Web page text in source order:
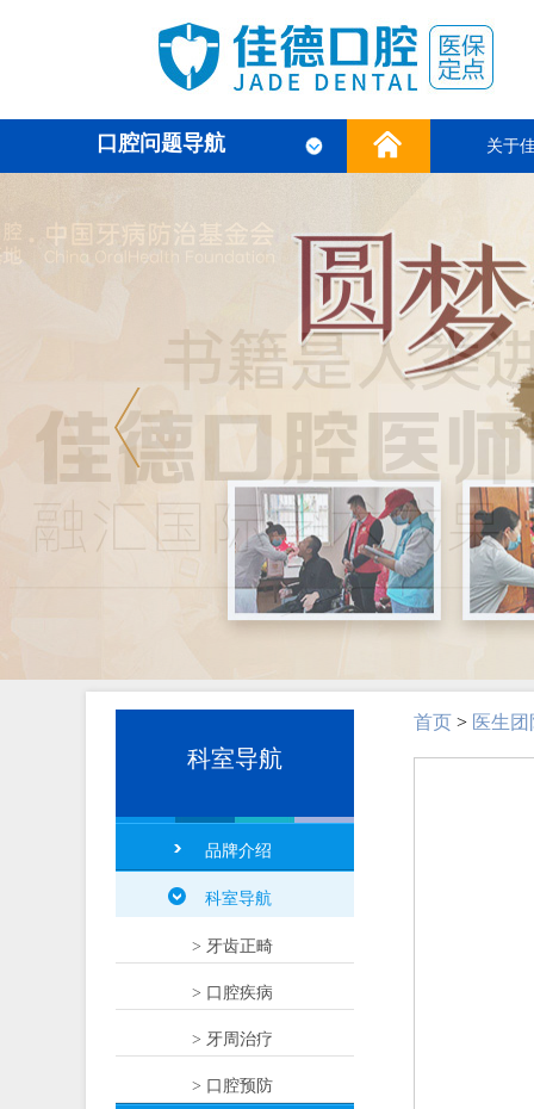
口腔问题导航 关于
科室导航
品牌介绍
科室导航
> 牙齿正畸
> 口腔疾病
> 牙周治疗
> 口腔预防
首页 > 医生团